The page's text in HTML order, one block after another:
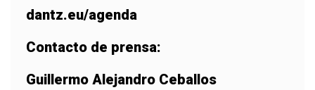
dantz.eu/agenda
Contacto de prensa:
Guillermo Alejandro Ceballos